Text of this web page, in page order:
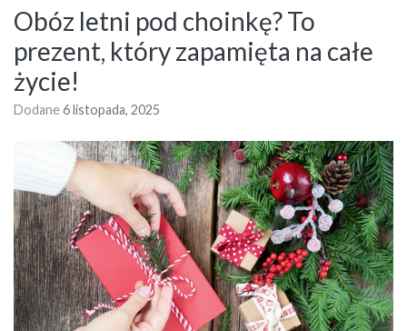
Obóz letni pod choinkę? To
prezent, który zapamięta na całe
życie!
Dodane6 listopada, 2025